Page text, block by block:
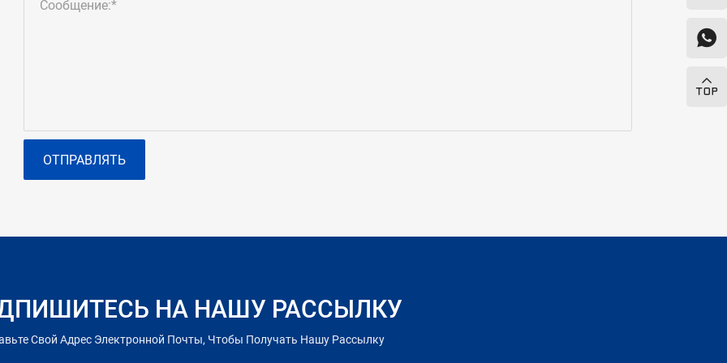
Сообщение:*
ОТПРАВЛЯТЬ
НА НАШУ РАССЫЛКУ
Свой Адрес Электронной Почты, Чтобы Получать Нашу Рассылку